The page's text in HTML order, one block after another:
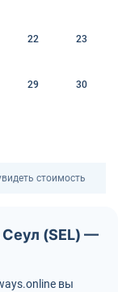
22 23
29 30
стоимость
Сеул (SEL) —
вы